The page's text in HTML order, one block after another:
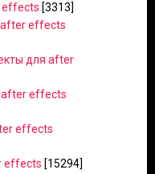
effects [3313]
after effects
для after
after effects
effects
effects [15294]